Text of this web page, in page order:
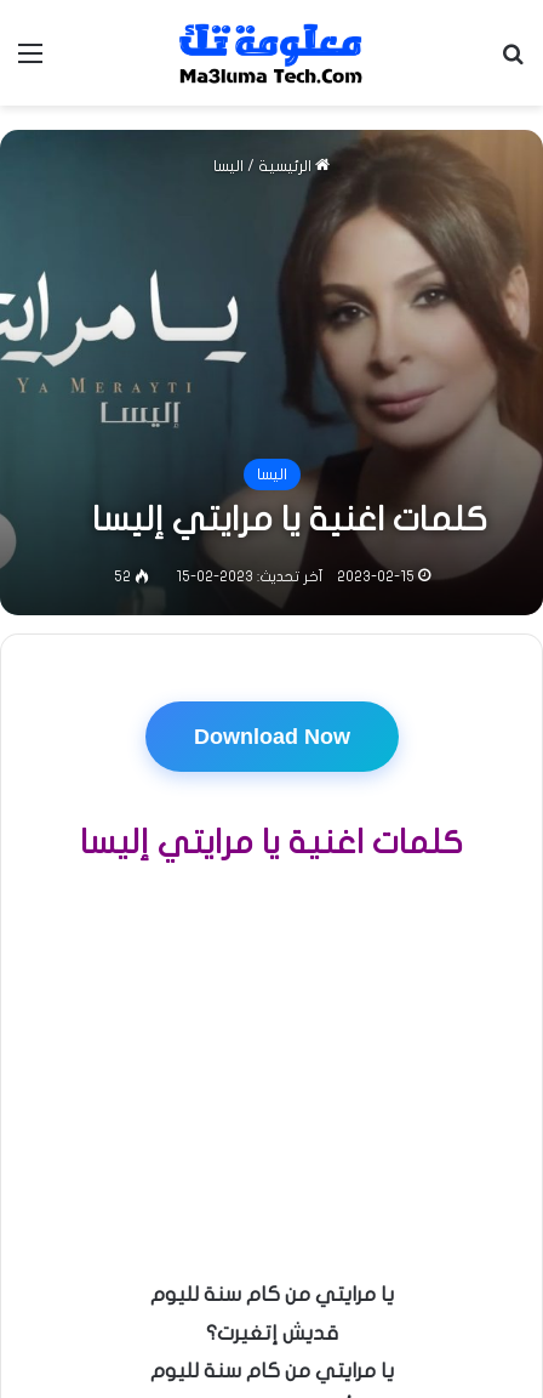
الرئيسية / اليسا
اليسا
كلمات اغنية يا مرايتي إليسا
2023-02-15 آخر تحديث: 2023-02-15 52
Download Now
كلمات اغنية يا مرايتي إليسا
يا مرايتي من كام سنة لليوم
قديش إتغيرت؟
يا مرايتي من كام سنة لليوم